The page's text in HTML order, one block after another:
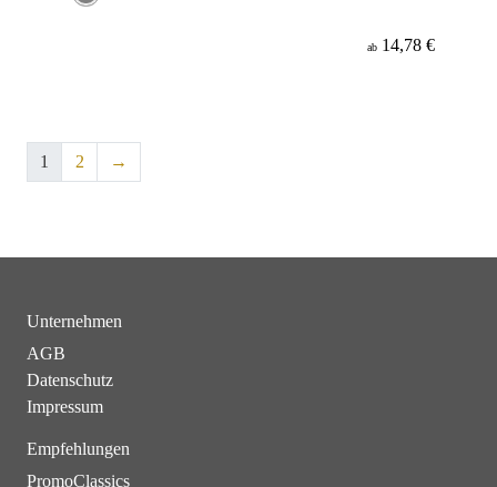
ab 14,78 €
1 2 →
Unternehmen
AGB
Datenschutz
Impressum
Empfehlungen
PromoClassics